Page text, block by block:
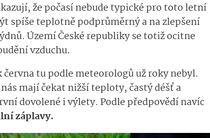
že počasí nebude typické pro toto letní
spíše teplotně podprůměrný a na zlepšení
Území České republiky se totiž ocitne
vzduchu.
června tu podle meteorologů už roky nebyl.
mají čekat nižší teploty, častý déšť a
dovolené i výlety. Podle předpovědí navíc
záplavy.